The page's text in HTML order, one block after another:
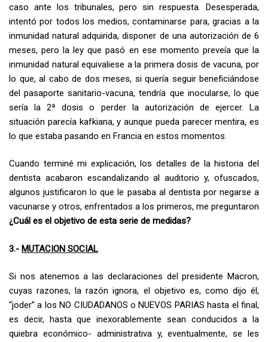
caso ante los tribunales, pero sin respuesta. Desesperada,
intentó por todos los medios, contaminarse para, gracias a la
inmunidad natural adquirida, disponer de una autorización de 6
meses, pero la ley que pasó en ese momento preveía que la
inmunidad natural equivaliese a la primera dosis de vacuna, por
lo que, al cabo de dos meses, si quería seguir beneficiándose
del pasaporte sanitario-vacuna, tendría que inocularse, lo que
sería la 2ª dosis o perder la autorización de ejercer. La
situación parecía kafkiana, y aunque pueda parecer mentira, es
lo que estaba pasando en Francia en estos momentos.
Cuando terminé mi explicación, los detalles de la historia del
dentista acabaron escandalizando al auditorio y, ofuscados,
algunos justificaron lo que le pasaba al dentista por negarse a
vacunarse y otros, enfrentados a los primeros, me preguntaron
¿Cuál es el objetivo de esta serie de medidas?
3.- MUTACION SOCIAL
Si nos atenemos a las declaraciones del presidente Macron,
cuyas razones, la razón ignora, el objetivo es, como dijo él,
“joder” a los NO CIUDADANOS o NUEVOS PARIAS hasta el final,
es decir, hasta que inexorablemente sean conducidos a la
quiebra económico- administrativa y, eventualmente, se les